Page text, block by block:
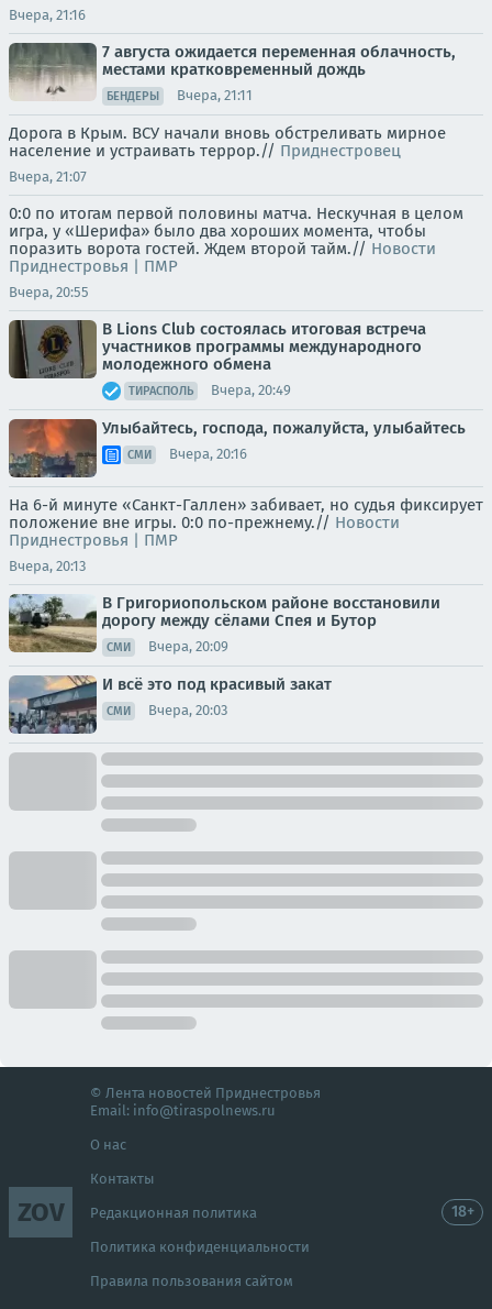
Вчера, 21:16
7 августа ожидается переменная облачность,
местами кратковременный дождь
БЕНДЕРЫ Вчера, 21:11
Дорога в Крым. ВСУ начали вновь обстреливать мирное
население и устраивать террор.// Приднестровец
Вчера, 21:07
0:0 по итогам первой половины матча. Нескучная в целом
игра, у «Шерифа» было два хороших момента, чтобы
поразить ворота гостей. Ждем второй тайм.// Новости
Приднестровья | ПМР
Вчера, 20:55
В Lions Club состоялась итоговая встреча
участников программы международного
молодежного обмена
ТИРАСПОЛЬ Вчера, 20:49
Улыбайтесь, господа, пожалуйста, улыбайтесь
СМИ Вчера, 20:16
На 6-й минуте «Санкт-Галлен» забивает, но судья фиксирует
положение вне игры. 0:0 по-прежнему.// Новости
Приднестровья | ПМР
Вчера, 20:13
В Григориопольском районе восстановили
дорогу между сёлами Спея и Бутор
СМИ Вчера, 20:09
И всё это под красивый закат
СМИ Вчера, 20:03
ZOV
© Лента новостей Приднестровья
Email: info@tiraspolnews.ru
О нас
Контакты
Редакционная политика
Политика конфиденциальности
Правила пользования сайтом
18+